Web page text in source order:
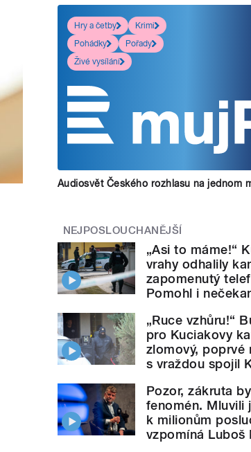
Hry a četby
Krimi
Pohádky
Pořady
Živé vysílání
Audiosvět Českého rozhlasu na jednom
NEJPOSLOUCHANĚJŠÍ
„Asi to máme!“
vrahy odhalily
zapomenutý
Pomohl i
„Ruce vzhůru!“
pro Kuciakovy
zlomový, poprvé
s vraždou spojil
Pozor, zákruta
fenomén. Mluvili
k milionům
vzpomíná Luboš